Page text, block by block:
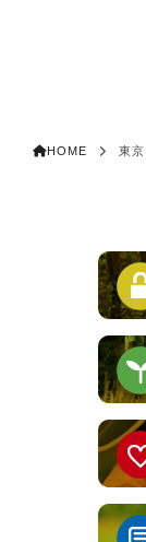
HOME 東京